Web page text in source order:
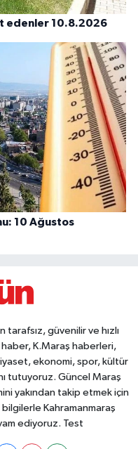
edenler 10.8.2026
10 Ağustos
tarafsız, güvenilir ve hızlı
haber, K.Maraş haberleri,
ekonomi, spor, kültür
tutuyoruz. Güncel Maraş
yakından takip etmek için
Kahramanmaraş
ediyoruz. Test